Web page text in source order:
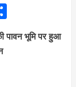
पावन भूमि पर हुआ